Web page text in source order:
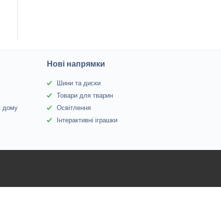
дому
Нові напрямки
Шини та диски
Товари для тварин
Освітлення
Інтерактивні іграшки